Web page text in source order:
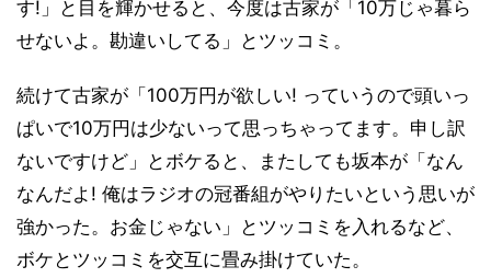
す!」と目を輝かせると、今度は古家が「10万じゃ暮ら
せないよ。勘違いしてる」とツッコミ。
続けて古家が「100万円が欲しい! っていうので頭いっ
ぱいで10万円は少ないって思っちゃってます。申し訳
ないですけど」とボケると、またしても坂本が「なん
なんだよ! 俺はラジオの冠番組がやりたいという思いが
強かった。お金じゃない」とツッコミを入れるなど、
ボケとツッコミを交互に畳み掛けていた。